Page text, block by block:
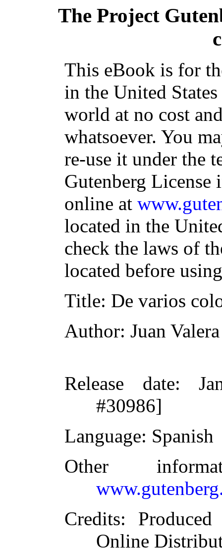
The Project
This eBook is for
in the United
world at no cost
whatsoever. You
re-use it under the
Gutenberg
online at
located in the
check the laws of
located before
Title: De varios
Author: Juan Valera
Release date:
#30986]
Language: Spanish
Other
Credits:
Online